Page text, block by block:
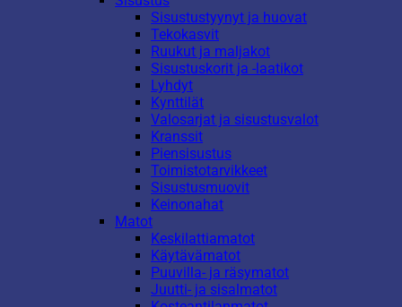
Sisustustyynyt ja huovat
Tekokasvit
Ruukut ja maljakot
Sisustuskorit ja -laatikot
Lyhdyt
Kynttilät
Valosarjat ja sisustusvalot
Kranssit
Piensisustus
Toimistotarvikkeet
Sisustusmuovit
Keinonahat
Matot
Keskilattiamatot
Käytävämatot
Puuvilla- ja räsymatot
Juutti- ja sisalmatot